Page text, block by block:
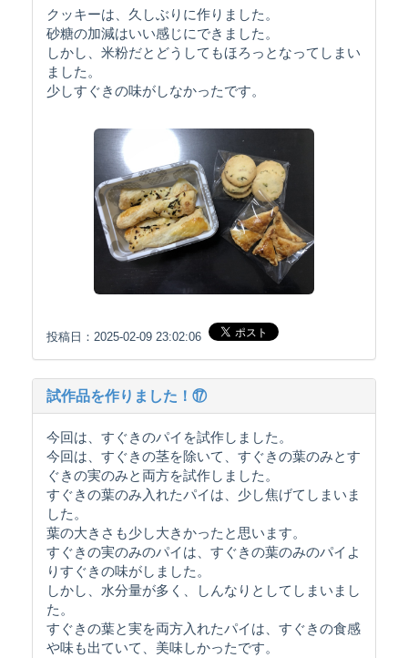
クッキーは、久しぶりに作りました。
砂糖の加減はいい感じにできました。
しかし、米粉だとどうしてもほろっとなってしまい
ました。
少しすぐきの味がしなかったです。
投稿日：2025-02-09 23:02:06
試作品を作りました！⑰
今回は、すぐきのパイを試作しました。
今回は、すぐきの茎を除いて、すぐきの葉のみとす
ぐきの実のみと両方を試作しました。
すぐきの葉のみ入れたパイは、少し焦げてしまいま
した。
葉の大きさも少し大きかったと思います。
すぐきの実のみのパイは、すぐきの葉のみのパイよ
りすぐきの味がしました。
しかし、水分量が多く、しんなりとしてしまいまし
た。
すぐきの葉と実を両方入れたパイは、すぐきの食感
や味も出ていて、美味しかったです。